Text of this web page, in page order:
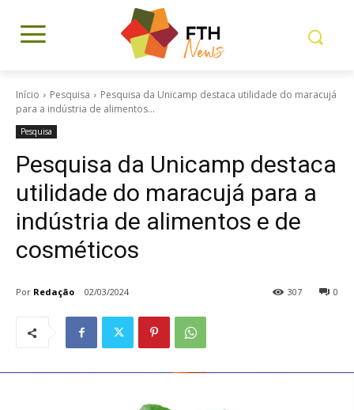
Início Pesquisa
Pesquisa da Unicamp destaca utilidade do maracujá
para a indústria de alimentos...
Pesquisa
Pesquisa da Unicamp destaca
utilidade do maracujá para a
indústria de alimentos e de
cosméticos
Por Redação 02/03/2024 0
307